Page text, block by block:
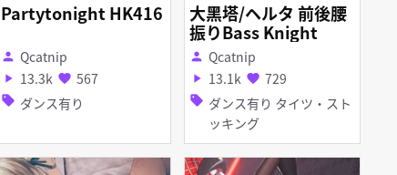
Partytonight HK416
person Qcatnip
play_arrow 13.3k favorite 567
sell ダンス有り
大黑塔/ヘルタ 前後腰
振りBass Knight
person Qcatnip
play_arrow 13.1k favorite 729
sell ダンス有り タイツ・スト
ッキング